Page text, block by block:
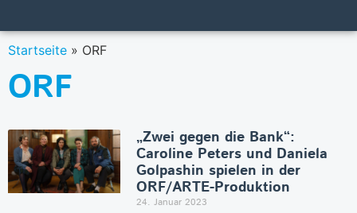
Startseite » ORF
ORF
„Zwei gegen die Bank“:
Caroline Peters und Daniela
Golpashin spielen in der
ORF/ARTE-Produktion
24. Januar 2023